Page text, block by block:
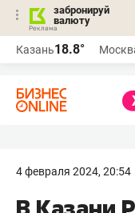
забронируй
валюту
Казань18.8°
4 февраля 2024, 20:54